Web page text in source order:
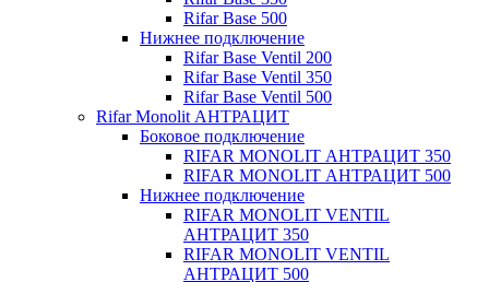
Rifar Base 500
Нижнее подключение
Rifar Base Ventil 200
Rifar Base Ventil 350
Rifar Base Ventil 500
Rifar Monolit АНТРАЦИТ
Боковое подключение
RIFAR MONOLIT АНТРАЦИТ 350
RIFAR MONOLIT АНТРАЦИТ 500
Нижнее подключение
RIFAR MONOLIT VENTIL
АНТРАЦИТ 350
RIFAR MONOLIT VENTIL
АНТРАЦИТ 500